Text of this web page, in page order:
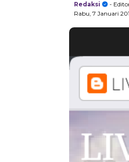
Redaksi
-
Rabu, 7 Januari